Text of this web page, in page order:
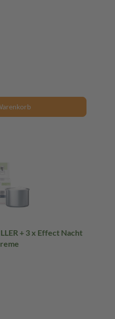
+ 3 x Effect Nacht